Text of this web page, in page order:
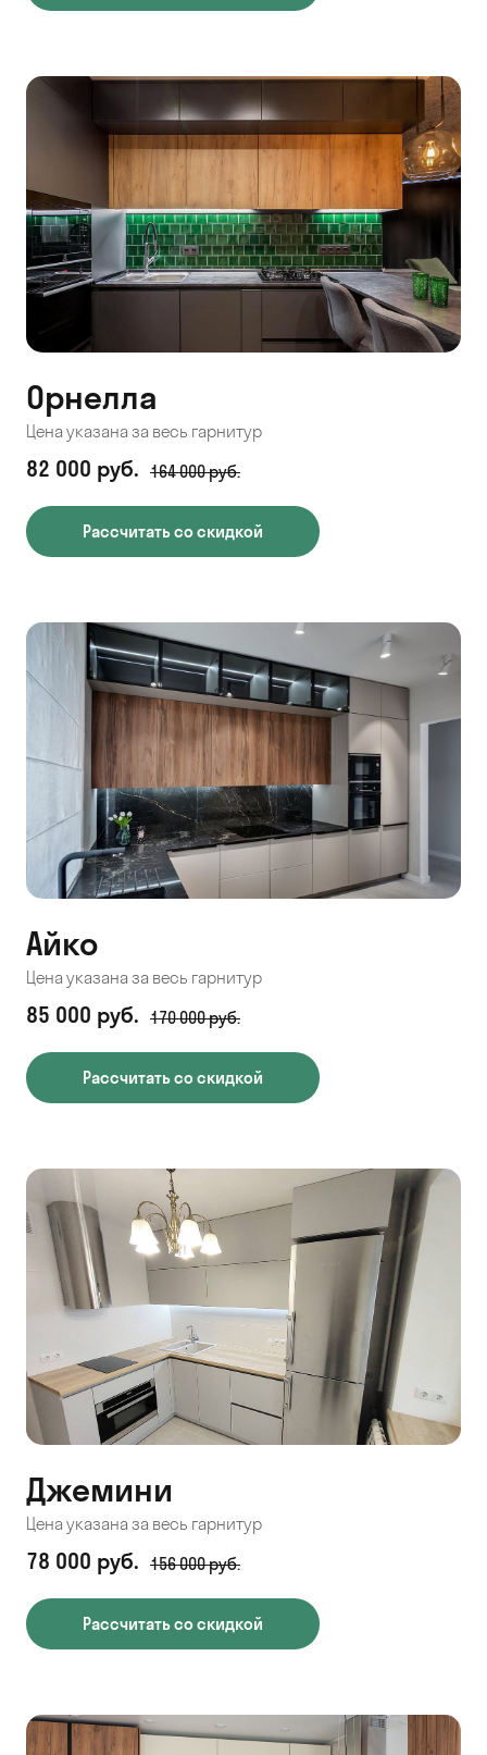
Орнелла
Цена указана за весь гарнитур
82 000 руб. 164 000 руб.
Рассчитать со скидкой
Айко
Цена указана за весь гарнитур
85 000 руб. 170 000 руб.
Рассчитать со скидкой
Джемини
Цена указана за весь гарнитур
78 000 руб. 156 000 руб.
Рассчитать со скидкой